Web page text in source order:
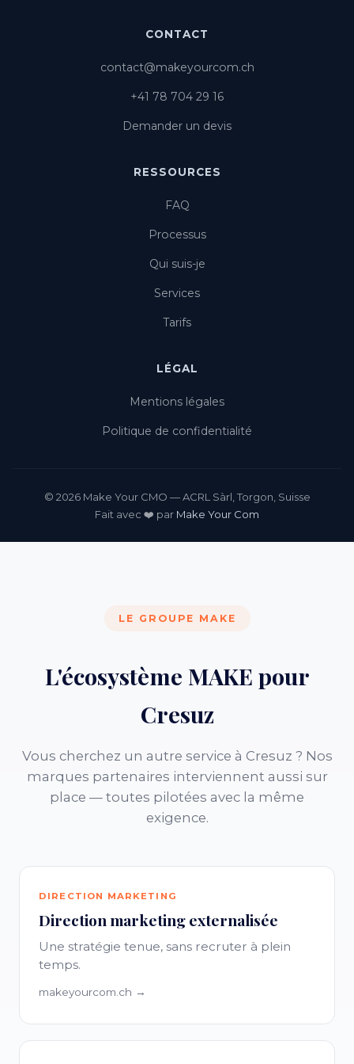
CONTACT
contact@makeyourcom.ch
+41 78 704 29 16
Demander un devis
RESSOURCES
FAQ
Processus
Qui suis-je
Services
Tarifs
LÉGAL
Mentions légales
Politique de confidentialité
© 2026 Make Your CMO — ACRL Sàrl, Torgon, Suisse
Fait avec ❤️ par Make Your Com
LE GROUPE MAKE
L'écosystème MAKE pour
Cresuz
Vous cherchez un autre service à Cresuz ? Nos
marques partenaires interviennent aussi sur
place — toutes pilotées avec la même
exigence.
DIRECTION MARKETING
Direction marketing externalisée
Une stratégie tenue, sans recruter à plein
temps.
makeyourcom.ch →